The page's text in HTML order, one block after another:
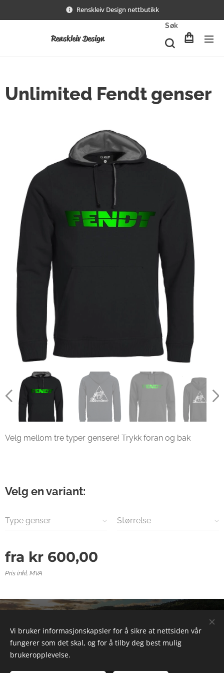
Renskleiv Design nettbutikk
Renskleiv Design
Søk
Unlimited Fendt genser
Velg mellom tre typer gensere! Trykk foran og bak
Velg en variant:
Type genser Størrelse
fra kr 600,00
Pris inkl. MVA
Informasjonskapsler
Vi bruker informasjonskapsler for å sikre at nettsiden vår
fungerer som det skal, og for å tilby deg best mulig
brukeropplevelse.